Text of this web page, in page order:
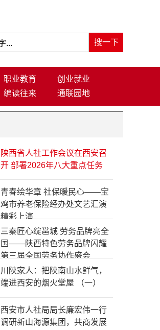
职业教育
创业就业
编读往来 通联园地
陕西省人社工作会议在西安召
开 部署2026年八大重点任务
青春绘华章 社保暖民心——宝
鸡市养老保险经办处文艺汇演
精彩上演
三秦匠心绽邕城 劳务品牌亮全
国——陕西特色劳务品牌闪耀
第三届全国劳务协作盛会
川陕家人：把陕南山水鲜气，
端进西安的烟火堂屋 （一）
西安市人社局局长廉宏伟一行
调研新山海源集团，共商发展